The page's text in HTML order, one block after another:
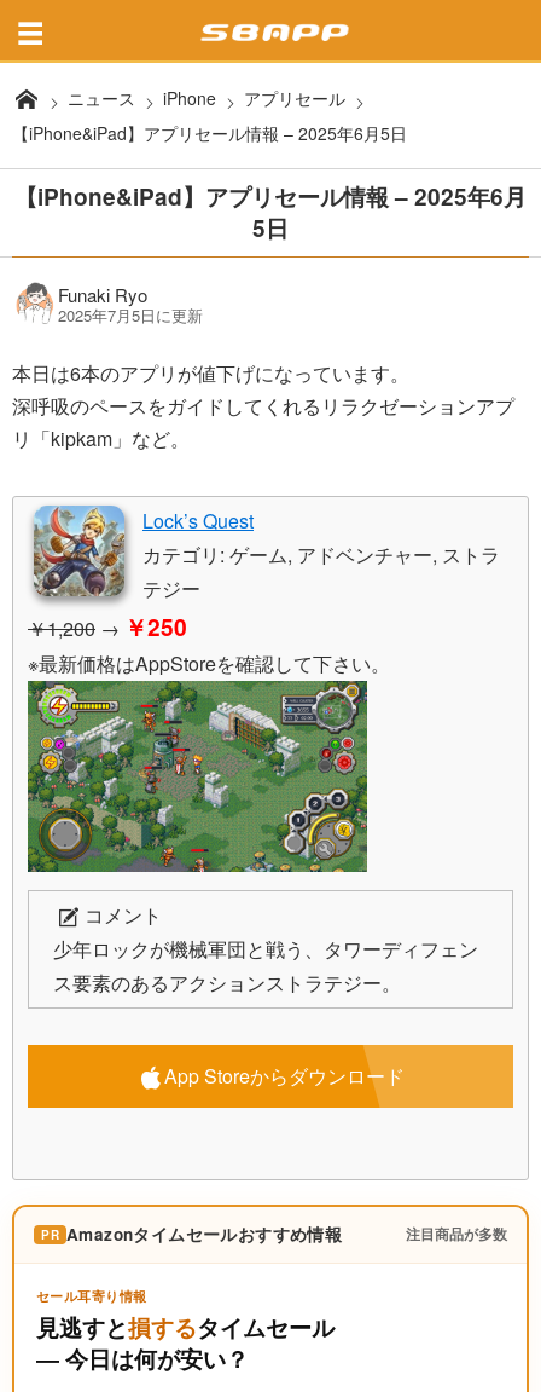
ニュース iPhone
アプリセール
【iPhone&iPad】アプリセール情報 – 2025年6月5日
【iPhone&iPad】アプリセール情報 – 2025年6月
5日
Funaki Ryo
2025年7月5日に更新
本日は6本のアプリが値下げになっています。
深呼吸のペースをガイドしてくれるリラクゼーションアプ
リ「kipkam」など。
Lock’s Quest
カテゴリ: ゲーム, アドベンチャー, ストラ
テジー
￥1,200 → ￥250
※最新価格はAppStoreを確認して下さい。
コメント
少年ロックが機械軍団と戦う、タワーディフェン
ス要素のあるアクションストラテジー。
App Storeからダウンロード
PR Amazonタイムセールおすすめ情報 注目商品が多数
セール耳寄り情報
見逃すと損するタイムセール
― 今日は何が安い？